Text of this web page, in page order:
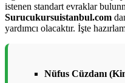
istenen standart evraklar
Surucukursuistanbul.com
yardımcı olacaktır. İşte
Nüfus Cüzdanı